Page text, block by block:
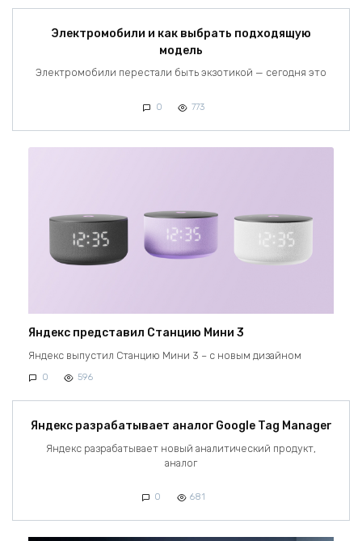
Электромобили и как выбрать подходящую
модель
Электромобили перестали быть экзотикой — сегодня это
0 773
Яндекс представил Станцию Мини 3
Яндекс выпустил Станцию Мини 3 – с новым дизайном
0 596
Яндекс разрабатывает аналог Google Tag Manager
Яндекс разрабатывает новый аналитический продукт,
аналог
0 681